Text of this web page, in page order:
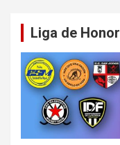
Liga de Honor